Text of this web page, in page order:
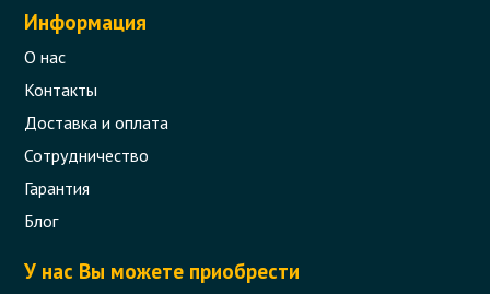
Информация
О нас
Контакты
Доставка и оплата
Сотрудничество
Гарантия
Блог
У нас Вы можете приобрести